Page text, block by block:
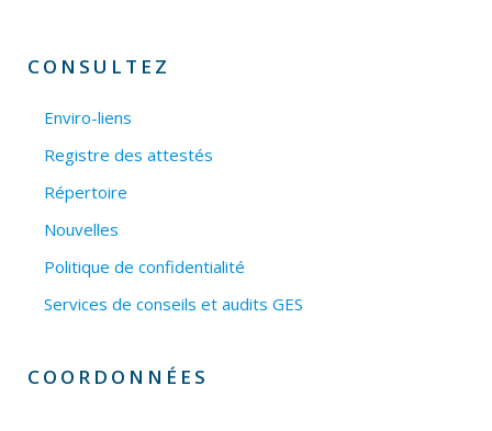
CONSULTEZ
Enviro-liens
Registre des attestés
Répertoire
Nouvelles
Politique de confidentialité
Services de conseils et audits GES
COORDONNÉES